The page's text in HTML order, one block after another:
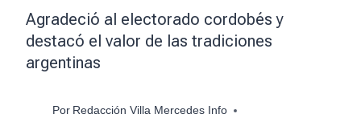
Agradeció al electorado cordobés y
destacó el valor de las tradiciones
argentinas
Por Redacción Villa Mercedes Info